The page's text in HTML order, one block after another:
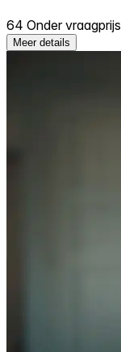
64 Onder vraagprijs
Meer details